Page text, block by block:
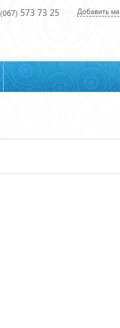
(067) 573 73 25 Добавить